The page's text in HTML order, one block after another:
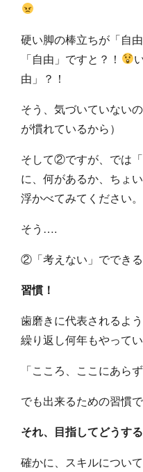
硬い脚の棒立ちが「自
「自由」ですと？！
由」？！
そう、気づいていない
が慣れているから）
そして②ですが、では
に、何があるか、ちょ
浮かべてみてください。
そう….
②「考えない」ででき
習慣！
歯磨きに代表されるよ
繰り返し何年もやって
「こころ、ここにあらず
でも出来るための習慣で
それ、目指してどうす
確かに、スキルについ